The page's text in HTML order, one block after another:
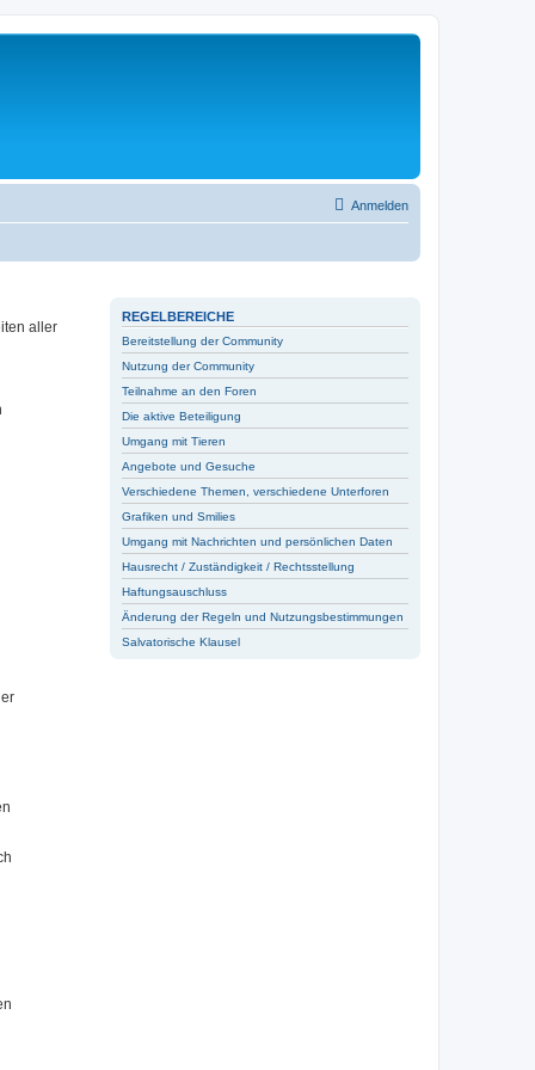
Anmelden
REGELBEREICHE
Bereitstellung der Community
Nutzung der Community
Teilnahme an den Foren
Die aktive Beteiligung
Umgang mit Tieren
Angebote und Gesuche
Verschiedene Themen, verschiedene Unterforen
Grafiken und Smilies
Umgang mit Nachrichten und persönlichen Daten
Hausrecht / Zuständigkeit / Rechtsstellung
Haftungsauschluss
Änderung der Regeln und Nutzungsbestimmungen
Salvatorische Klausel
aller